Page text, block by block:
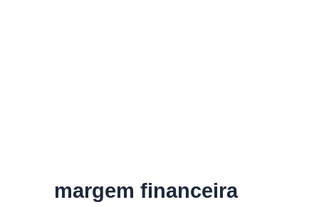
margem financeira